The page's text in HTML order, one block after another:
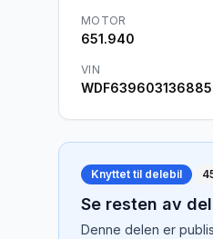
MOTOR
651.940
VIN
Knyttet til delebil
Se resten av
Denne delen er